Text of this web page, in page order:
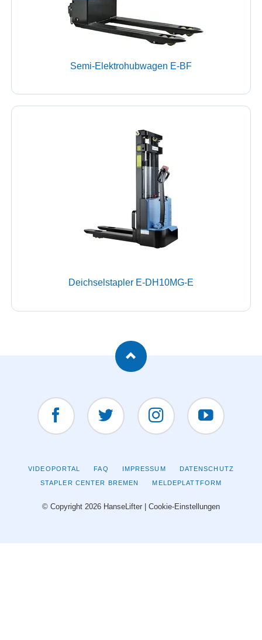
Semi-Elektrohubwagen E-BF
Deichselstapler E-DH10MG-E
NAVIGATION
ÜBERSPRINGEN
VIDEOPORTAL FAQ IMPRESSUM DATENSCHUTZ
STAPLER CENTER BREMEN MELDEPLATTFORM
© Copyright 2026 HanseLifter | Cookie-Einstellungen